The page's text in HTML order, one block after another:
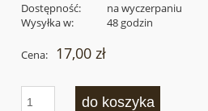
Dostępność:
na wyczerpaniu
Wysyłka w:
48 godzin
Cena: 17,00 zł
do koszyka